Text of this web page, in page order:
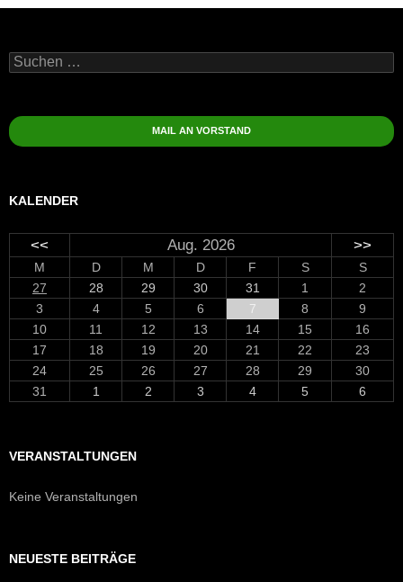
Suchen
nach:
MAIL AN VORSTAND
KALENDER
<< Aug. 2026 >>
M D M D F S
S
27
28 29 30 31 1
2
3
4 5 6 7 8
9
10
11 12 13 14 15
16
17
18 19 20 21 22
23
24
25 26 27 28 29
30
31
1 2 3 4 5 6
VERANSTALTUNGEN
Keine Veranstaltungen
NEUESTE BEITRÄGE